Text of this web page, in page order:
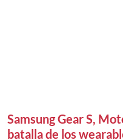
Samsung Gear S,
batalla de los